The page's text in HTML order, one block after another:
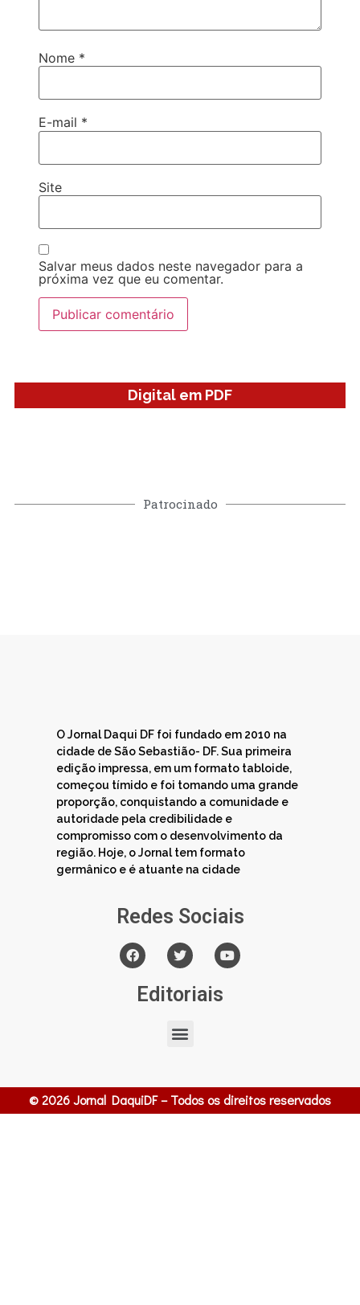
Nome *
E-mail *
Site
Salvar meus dados neste navegador para a
próxima vez que eu comentar.
Digital em PDF
Patrocinado
O Jornal Daqui DF foi fundado em 2010 na
cidade de São Sebastião- DF. Sua primeira
edição impressa, em um formato tabloide,
começou tímido e foi tomando uma grande
proporção, conquistando a comunidade e
autoridade pela credibilidade e
compromisso com o desenvolvimento da
região. Hoje, o Jornal tem formato
germânico e é atuante na cidade
Redes Sociais
Editoriais
© 2026 Jornal DaquiDF – Todos os direitos reservados